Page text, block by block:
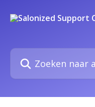
Zoeken naar artikelen ...